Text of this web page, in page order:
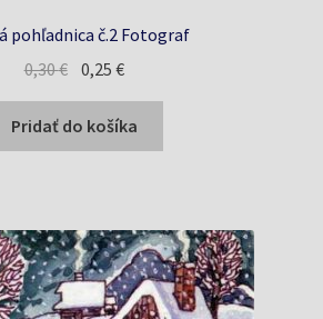
pohľadnica č.2 Fotograf
0,30€ Pôvodná
cena
bola:
0,30 €.
0,25€Aktuálna
cena
je:
0,25 €.
Pridať do košíka